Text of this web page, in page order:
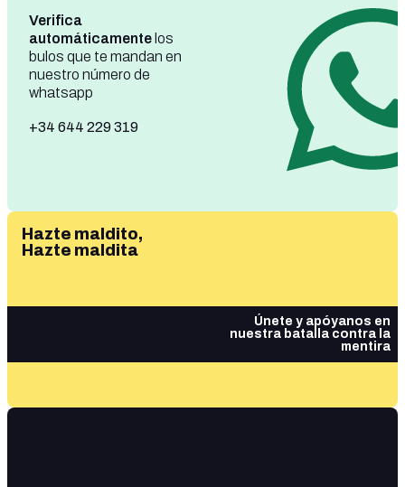
Verifica
automáticamente los
bulos que te mandan en
nuestro número de
whatsapp
+34 644 229 319
Hazte maldito,
Hazte maldita
Únete y apóyanos en
nuestra batalla contra la
mentira